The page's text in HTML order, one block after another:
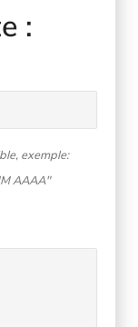
:
exemple:
AAAA"